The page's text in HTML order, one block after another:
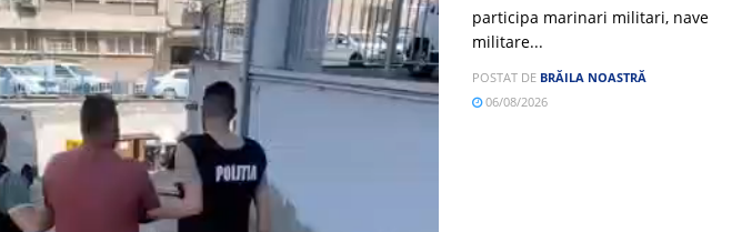
participa marinari militari, nave
militare...
POSTAT DE BRĂILA NOASTRĂ
06/08/2026